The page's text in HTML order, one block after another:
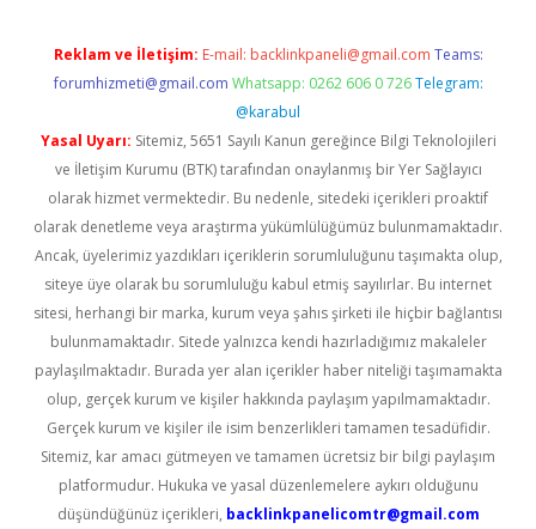
Reklam ve İletişim: E-mail: backlinkpaneli@gmail.com Teams:
forumhizmeti@gmail.com Whatsapp: 0262 606 0 726 Telegram:
@karabul
Yasal Uyarı: Sitemiz, 5651 Sayılı Kanun gereğince Bilgi Teknolojileri
ve İletişim Kurumu (BTK) tarafından onaylanmış bir Yer Sağlayıcı
olarak hizmet vermektedir. Bu nedenle, sitedeki içerikleri proaktif
olarak denetleme veya araştırma yükümlülüğümüz bulunmamaktadır.
Ancak, üyelerimiz yazdıkları içeriklerin sorumluluğunu taşımakta olup,
siteye üye olarak bu sorumluluğu kabul etmiş sayılırlar. Bu internet
sitesi, herhangi bir marka, kurum veya şahıs şirketi ile hiçbir bağlantısı
bulunmamaktadır. Sitede yalnızca kendi hazırladığımız makaleler
paylaşılmaktadır. Burada yer alan içerikler haber niteliği taşımamakta
olup, gerçek kurum ve kişiler hakkında paylaşım yapılmamaktadır.
Gerçek kurum ve kişiler ile isim benzerlikleri tamamen tesadüfidir.
Sitemiz, kar amacı gütmeyen ve tamamen ücretsiz bir bilgi paylaşım
platformudur. Hukuka ve yasal düzenlemelere aykırı olduğunu
düşündüğünüz içerikleri, backlinkpanelicomtr@gmail.com